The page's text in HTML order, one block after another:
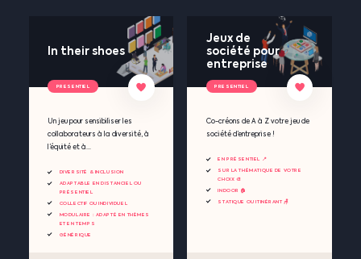
In their shoes
Un jeu pour sensibiliser les
collaborateurs à la diversité, à
l’équité et à...
DIVERSITÉ & INCLUSION
ADAPTABLE EN DISTANCIEL OU
PRÉSENTIEL
COLLECTIF OU INDIVIDUEL
MODULAIRE : ADAPTÉ EN THÈMES
ET EN TEMPS
GÉNÉRIQUE
PRESENTIEL
Jeux de
société pour
entreprise
Co-créons de A à Z votre jeu de
société d’entreprise !
EN PRÉSENTIEL 📍
SUR LA THÉMATIQUE DE VOTRE
CHOIX 🎨
INDOOR 🏠
STATIQUE OU ITINÉRANT 🪑
PRESENTIEL